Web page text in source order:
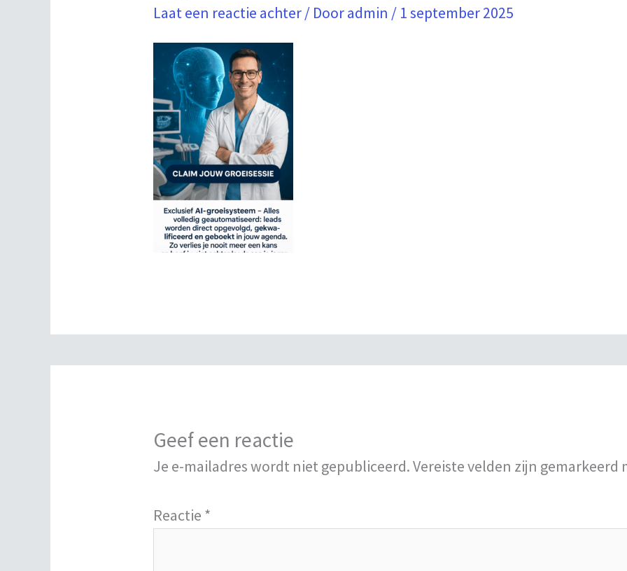
Laat een reactie achter/ Dooradmin / 1 september 2025
Geef een reactie
Je e-mailadres wordt niet gepubliceerd.Vereiste velden zijn gemarkeerd
Reactie *